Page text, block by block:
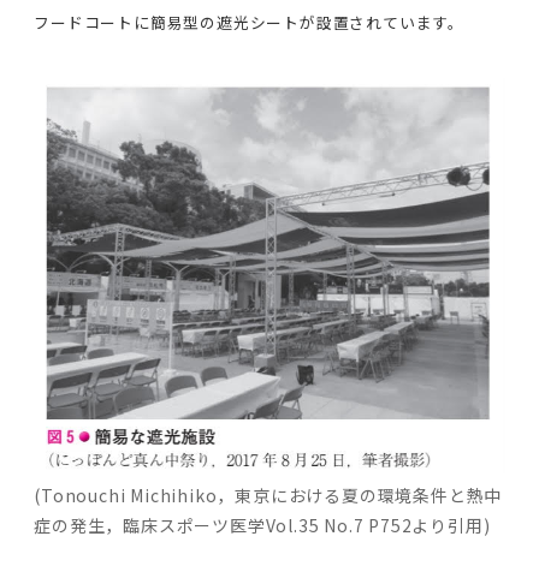
フードコートに簡易型の遮光シートが設置されています。
(Tonouchi Michihiko，東京における夏の環境条件と熱中
症の発生，臨床スポーツ医学Vol.35 No.7 P752より引用)